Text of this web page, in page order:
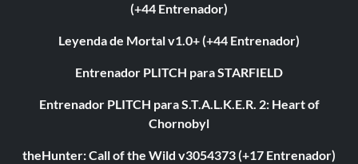
(+44 Entrenador)
Leyenda de Mortal v1.0+ (+44 Entrenador)
Entrenador PLITCH para STARFIELD
Entrenador PLITCH para S.T.A.L.K.E.R. 2: Heart of
Chornobyl
theHunter: Call of the Wild v3054373 (+17 Entrenador)